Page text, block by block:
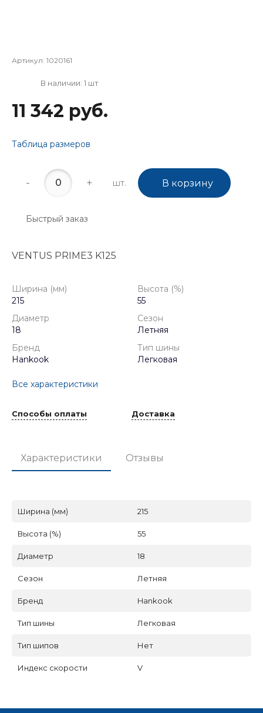
Артикул: 1020161
В наличии: 1 шт
11 342 руб.
Таблица размеров
- + шт. В корзину
Быстрый заказ
VENTUS PRIME3 K125
Ширина (мм)
215
Высота (%)
55
Диаметр
18
Сезон
Летняя
Бренд
Hankook
Тип шины
Легковая
Все характеристики
Способы оплаты Доставка
Характеристики Отзывы
Ширина (мм) 215
Высота (%) 55
Диаметр 18
Сезон Летняя
Бренд Hankook
Тип шины Легковая
Тип шипов Нет
Индекс скорости V